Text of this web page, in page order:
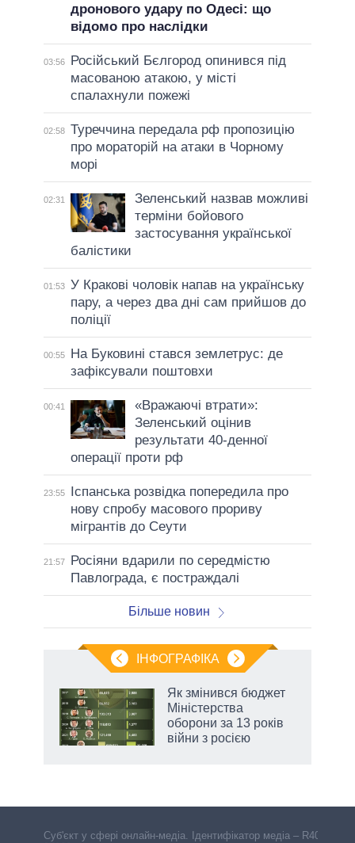
дронового удару по Одесі: що
відомо про наслідки
03:56
Російський Бєлгород опинився під
масованою атакою, у місті
спалахнули пожежі
02:58 Туреччина передала рф пропозицію
про мораторій на атаки в Чорному
морі
02:31
Зеленський назвав можливі
терміни бойового
застосування української
балістики
01:53 У Кракові чоловік напав на українську
пару, а через два дні сам прийшов до
поліції
00:55
На Буковині стався землетрус: де
зафіксували поштовхи
00:41
«Вражаючі втрати»:
Зеленський оцінив
результати 40-денної
операції проти рф
23:55
Іспанська розвідка попередила про
нову спробу масового прориву
мігрантів до Сеути
21:57
Росіяни вдарили по середмістю
Павлограда, є постраждалі
Більше новин
ІНФОГРАФІКА
Як змінився бюджет
Міністерства
оборони за 13 років
війни з росією
Cуб'єкт у сфері онлайн-медіа. Ідентифікатор медіа – R40-